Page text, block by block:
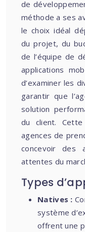
de
méthode a ses
le choix idéal
du projet, du
de l’équipe de
applications
d’examiner les
garantir que
solution
du client.
agences de
concevoir des
attentes du
Types
Natives :
système
offrent une